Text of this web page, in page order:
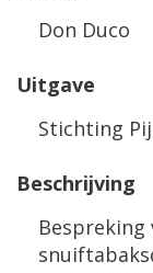
Don Duco
Uitgave
Stichting
Beschrijving
Bespreking